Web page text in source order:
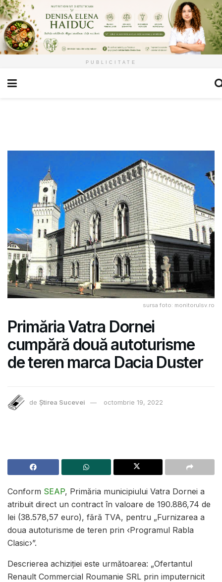
PUBLICITATE
sursa foto: monitorulsv.ro
Primăria Vatra Dornei
cumpără două autoturisme
de teren marca Dacia Duster
de Știrea Sucevei octombrie 19, 2022
Conform SEAP, Primăria municipiului Vatra Dornei a
atribuit direct un contract în valoare de 190.886,74 de
lei (38.578,57 euro), fără TVA, pentru „Furnizarea a
doua autoturisme de teren prin ‹Programul Rabla
Clasic›”.
Descrierea achiziției este următoarea: „Ofertantul
Renault Commercial Roumanie SRL prin imputernicit